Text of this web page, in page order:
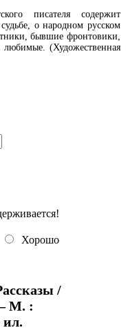
писателя содержит
о народном русском
бывшие фронтовики,
(Художественная
Хорошо
/
М. :
ил.